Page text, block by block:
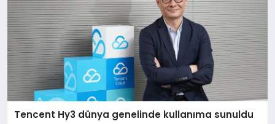
Tencent Hy3 dünya genelinde kullanıma sunuldu